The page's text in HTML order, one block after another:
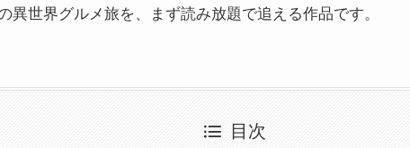
異世界グルメ旅を、まず読み放題で追える作品です。
目次